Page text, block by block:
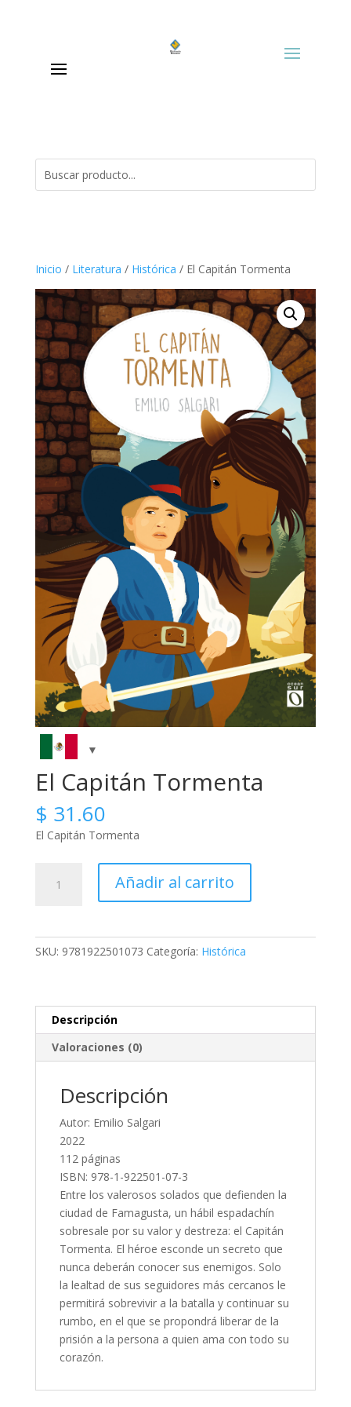
Inicio / Literatura / Histórica / El Capitán Tormenta
El Capitán Tormenta
$ 31.60
El Capitán Tormenta
Capitán
Añadir al carrito
SKU: 9781922501073 Categoría: Histórica
Descripción
Valoraciones (0)
Descripción
Autor: Emilio Salgari
2022
112 páginas
ISBN: 978-1-922501-07-3
Entre los valerosos solados que defienden la
ciudad de Famagusta, un hábil espadachín
sobresale por su valor y destreza: el Capitán
Tormenta. El héroe esconde un secreto que
nunca deberán conocer sus enemigos. Solo
la lealtad de sus seguidores más cercanos le
permitirá sobrevivir a la batalla y continuar su
rumbo, en el que se propondrá liberar de la
prisión a la persona a quien ama con todo su
corazón.